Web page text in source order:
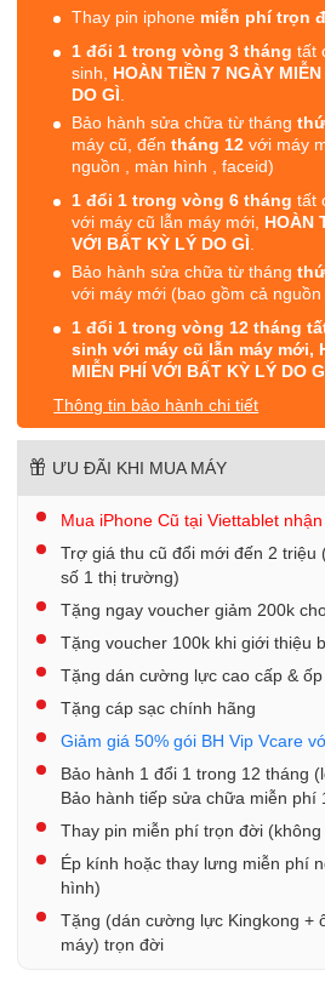
Thay pin iphone miễn phí trọn
1 đổi 1 trong vòng 3 thángtất
sinh, HOÀN TIỀN 7 NGÀY
DO GÌ
Bảo hành sửa chữa từ tháng
máy cũ, đếntháng 12 với máy
nguồn , màn hình , faceid)
1 đổi 1 trong vòng 6 tháng tất
với máy cũ lẫn máy mới, HOÀN
VỚI BẤT KỲ LÝ DO GÌ
Bảo hành sửa chữa từ tháng
với máy mới (bao gồm cả
1 đổi 1 trong vòng 12 tháng
sinh với máy cũ lẫn máy mới,
MIỄN PHÍ VỚI BẤT KỲ LÝ DO
Thông tin bảo hành chi tiết
ƯU ĐÃI KHI MUA MÁY
Mua iPhone Cũ tại Viettablet
Trợ giá thu cũ đổi mới đến 2 triệu
số 1 thị trường)
Tặng ngay voucher giảm 200k
Tặng voucher 100k khi giới thiệu
Tặng dán cường lực cao cấp &
Tặng cáp sạc chính hãng
Giảm giá 50% gói BH Vip Vcare
Bảo hành 1 đổi 1 trong 12 tháng
Bảo hành tiếp sửa chữa miễn phí
Thay pin miễn phí trọn đời
Ép kính hoặc thay lưng miễn phí
hình)
Tặng (dán cường lực Kingkong +
máy) trọn đời